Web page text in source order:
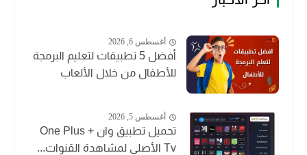
أغسطس 6, 2026
أفضل 5 تطبيقات لتعليم البرمجة
للأطفال من خلال الألعاب
أغسطس 5, 2026
تحميل تطبيق وان + One Plus
Tv الأصلي لمشاهدة القنوات...